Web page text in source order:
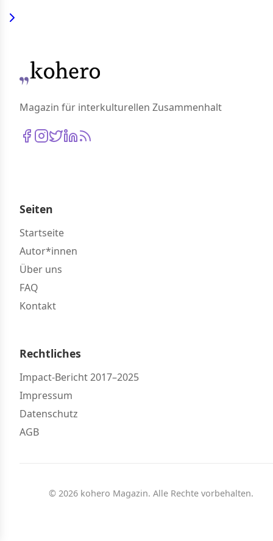
Magazin für interkulturellen Zusammenhalt
Seiten
Startseite
Autor*innen
Über uns
FAQ
Kontakt
Rechtliches
Impact-Bericht 2017–2025
Impressum
Datenschutz
AGB
© 2026 kohero Magazin. Alle Rechte vorbehalten.